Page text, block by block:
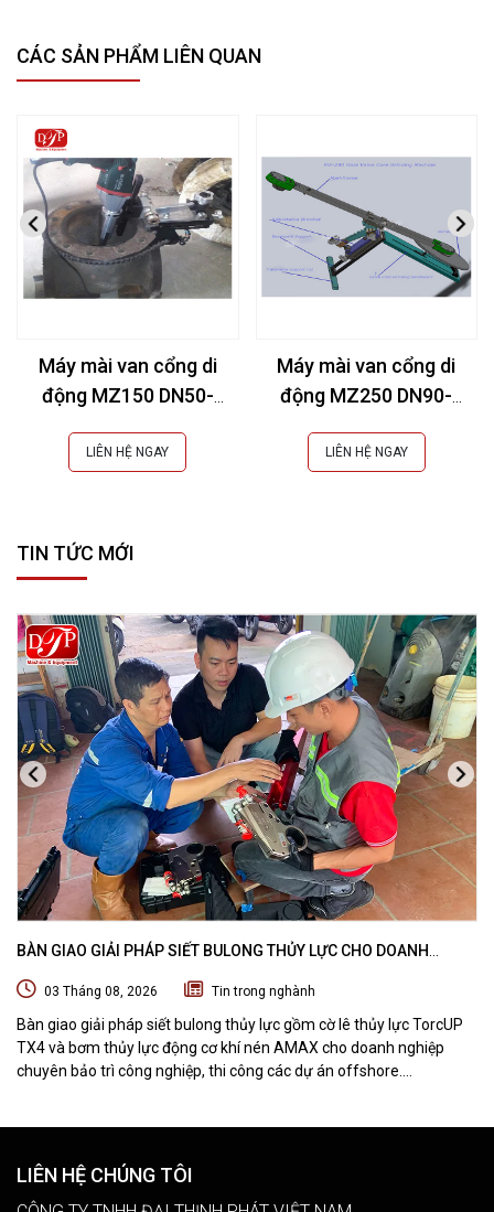
CÁC SẢN PHẨM LIÊN QUAN
Máy mài van cổng di
động MZ150 DN50-
LIÊN HỆ NGAY
Máy mài van cổng di
động MZ250 DN90-
LIÊN HỆ NGAY
TIN TỨC MỚI
BÀN GIAO GIẢI PHÁP SIẾT BULONG THỦY LỰC CHO DOANH
NGHIỆP CHUYÊN BẢO TRÌ VÀ THI CÔNG CÁC DỰ ÁN OFFSHORE
03 Tháng 08, 2026 Tin trong nghành
Bàn giao giải pháp siết bulong thủy lực gồm cờ lê thủy lực TorcUP
TX4 và bơm thủy lực động cơ khí nén AMAX cho doanh nghiệp
chuyên bảo trì công nghiệp, thi công các dự án offshore.
LIÊN HỆ CHÚNG TÔI